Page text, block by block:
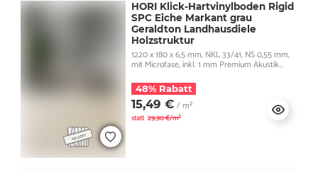
HORI Klick-Hartvinylboden Rigid
SPC Eiche Markant grau
Geraldton Landhausdiele
Holzstruktur
1220 x 180 x 6,5 mm, NKL 33/41, NS 0,55 mm,
mit Microfase, inkl. 1 mm Premium Akustik
48% Rabatt
15,49 € / m²
statt 29,90 €/m²